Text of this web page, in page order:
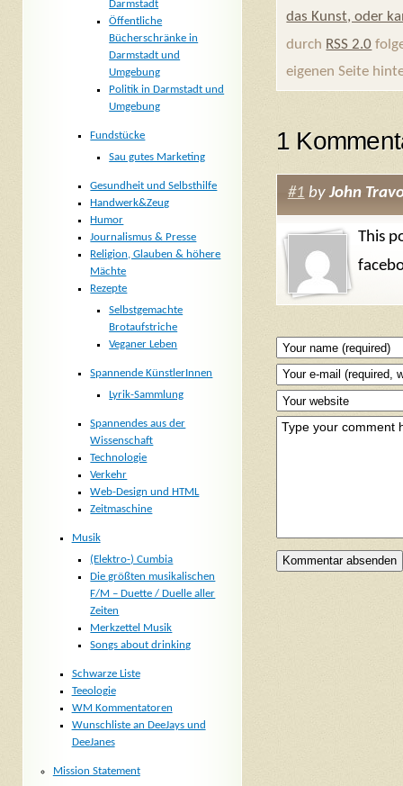
das Kunst, oder
durch RSS 2.0
eigenen Seite
1
#1 byJohn
This
Darmstadt
Öffentliche
Bücherschränke in
Darmstadt und
Umgebung
Politik in Darmstadt und
Umgebung
Fundstücke
Sau gutes Marketing
Gesundheit und Selbsthilfe
Handwerk&Zeug
Humor
Journalismus & Presse
Religion, Glauben & höhere
Mächte
Rezepte
Selbstgemachte
Brotaufstriche
Veganer Leben
Spannende KünstlerInnen
Lyrik-Sammlung
Spannendes aus der
Wissenschaft
Technologie
Verkehr
Web-Design und HTML
Zeitmaschine
Musik
(Elektro-) Cumbia
Die größten musikalischen
F/M – Duette / Duelle aller
Zeiten
Merkzettel Musik
Songs about drinking
Schwarze Liste
Teeologie
WM Kommentatoren
Wunschliste an DeeJays und
DeeJanes
Mission Statement